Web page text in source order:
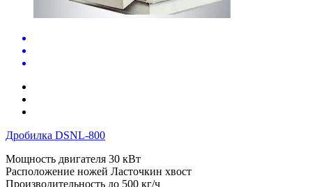
Дробилка DSNL-800
Мощность двигателя 30 кВт
Расположение ножей Ласточкин хвост
Производительность до 500 кг/ч